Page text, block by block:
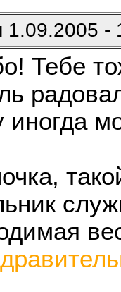
1.09.2005 -
Тебе
иногда